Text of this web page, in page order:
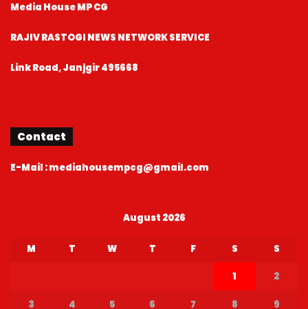
Media House MP CG
RAJIV RASTOGI NEWS NETWORK SERVICE
Link Road, Janjgir 495668
Contact
E-Mail : mediahousempcg@gmail.com
August 2026
M T W T F S S
1 2
3 4 5 6 7 8 9